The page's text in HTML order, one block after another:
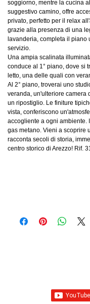
soggiorno, mentre la cucina
suggestivo camino, offre
privato, perfetto per il relax
grazie alla presenza di una
lavanderia, completa il piano
servizio.
Una ampia scalinata
conduce al 1° piano, dove si
letto, una delle quali con
Al 2° piano, troverai uno
veranda, un'ulteriore camera
un ripostiglio. Le finiture
vista, conferiscono
accogliente a ogni ambiente.
gas metano. Vieni a scoprire
racconta secoli di storia,
centro storico di Arezzo! Rif.